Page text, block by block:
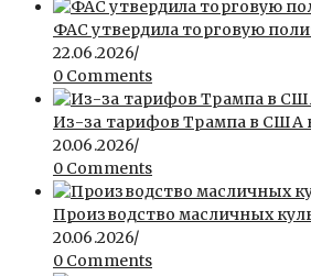
ФАС утвердила торговую
22.06.2026/
0 Comments
Из-за тарифов Трампа в США
20.06.2026/
0 Comments
Производство масличных
20.06.2026/
0 Comments